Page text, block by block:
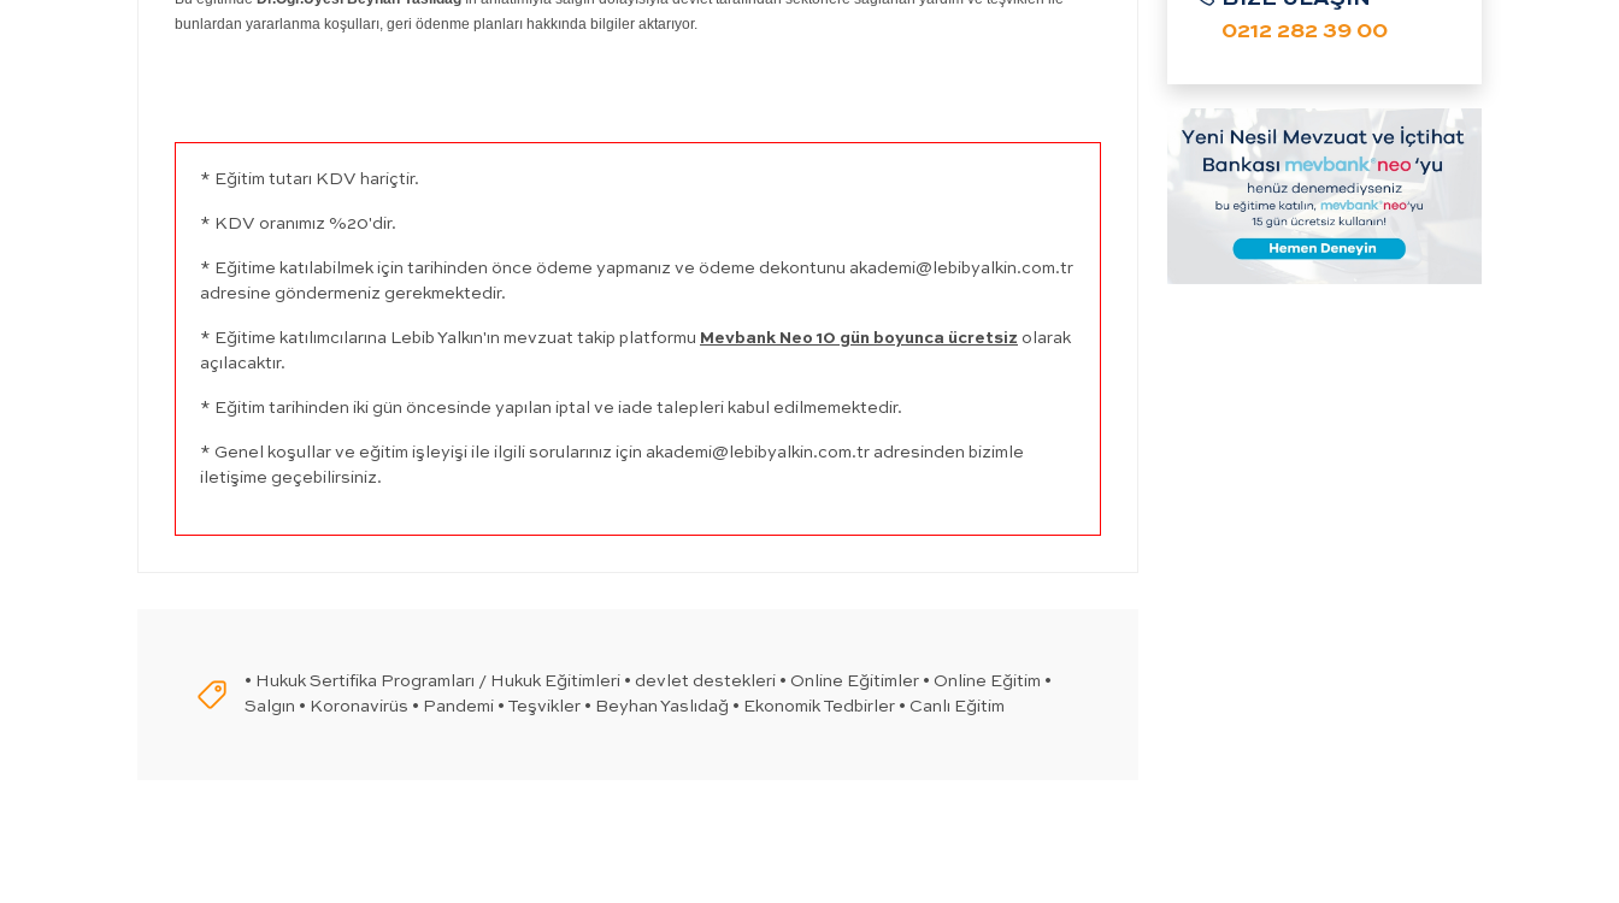
bunlardan yararlanma koşulları, geri ödenme planları hakkında bilgiler aktarıyor.
* Eğitim tutarı KDV hariçtir.
* KDV oranımız %20'dir.
* Eğitime katılabilmek için tarihinden önce ödeme yapmanız ve ödeme dekontunu akademi@lebibyalkin.com.tr
adresine göndermeniz gerekmektedir.
* Eğitime katılımcılarına Lebib Yalkın'ın mevzuat takip platformu Mevbank Neo 10 gün boyunca ücretsiz olarak
açılacaktır.
* Eğitim tarihinden iki gün öncesinde yapılan iptal ve iade talepleri kabul edilmemektedir.
* Genel koşullar ve eğitim işleyişi ile ilgili sorularınız için akademi@lebibyalkin.com.tr adresinden bizimle
iletişime geçebilirsiniz.
• Hukuk Sertifika Programları / Hukuk Eğitimleri • devlet destekleri • Online Eğitimler • Online Eğitim •
Salgın • Koronavirüs • Pandemi • Teşvikler • Beyhan Yaslıdağ • Ekonomik Tedbirler • Canlı Eğitim
0212 282 39 00